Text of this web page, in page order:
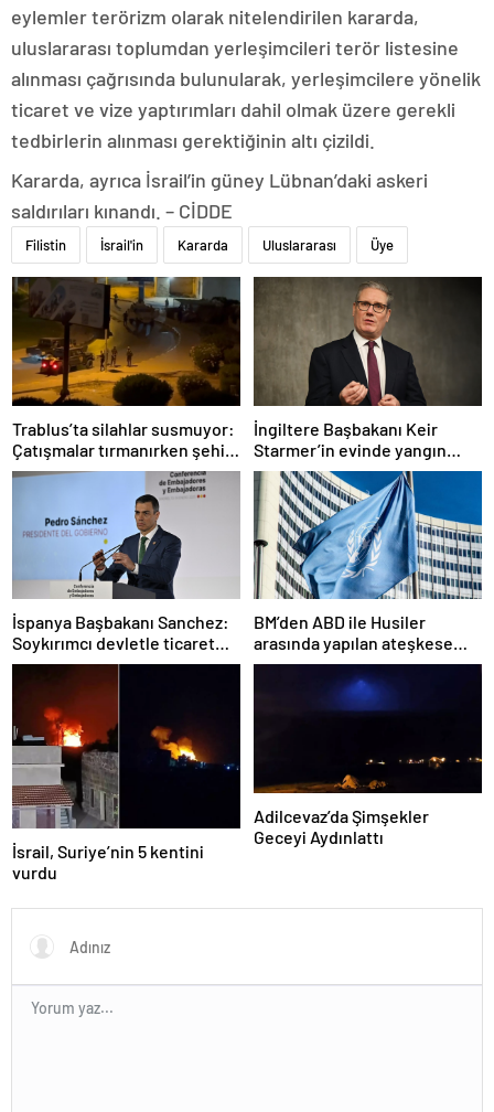
eylemler terörizm olarak nitelendirilen kararda,
uluslararası toplumdan yerleşimcileri terör listesine
alınması çağrısında bulunularak, yerleşimcilere yönelik
ticaret ve vize yaptırımları dahil olmak üzere gerekli
tedbirlerin alınması gerektiğinin altı çizildi.
Kararda, ayrıca İsrail’in güney Lübnan’daki askeri
saldırıları kınandı. – CİDDE
Filistin İsrail'in Kararda Uluslararası Üye
Trablus’ta silahlar susmuyor:
Çatışmalar tırmanırken şehir
alarmda
İngiltere Başbakanı Keir
Starmer’in evinde yangın
çıktı
İspanya Başbakanı Sanchez:
Soykırımcı devletle ticaret
yapmayız
BM’den ABD ile Husiler
arasında yapılan ateşkese
ilişkin değerlendirme
İsrail, Suriye’nin 5 kentini
vurdu
Adilcevaz’da Şimşekler
Geceyi Aydınlattı